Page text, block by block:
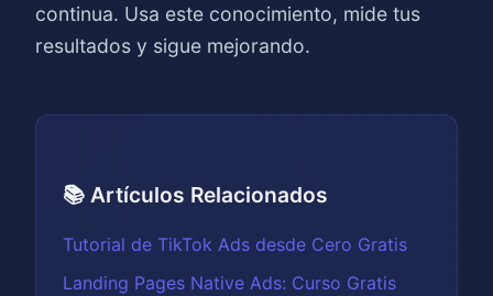
continua. Usa este conocimiento, mide tus
resultados y sigue mejorando.
📚 Artículos Relacionados
Tutorial de TikTok Ads desde Cero Gratis
Landing Pages Native Ads: Curso Gratis